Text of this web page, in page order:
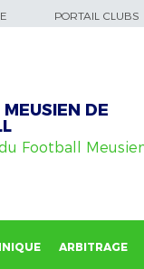
PORTAIL CLUBS
DE
Football
ARBITRAGE